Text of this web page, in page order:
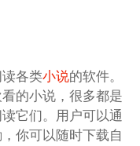
各类小说的软件。
的小说，很多都是
它们。用户可以通
你可以随时下载自